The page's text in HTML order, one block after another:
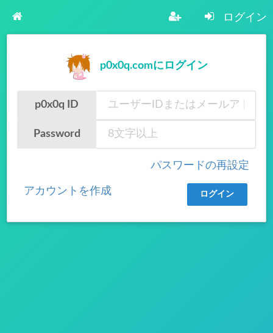
ログイン
p0x0q.comにログイン
p0x0q ID
Password
パスワードの再設定
アカウントを作成 ログイン